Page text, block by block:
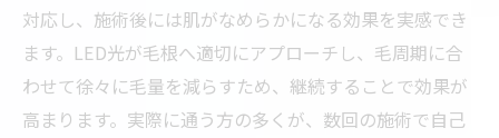
対応し、施術後には肌がなめらかになる効果を実感でき
ます。LED光が毛根へ適切にアプローチし、毛周期に合
わせて徐々に毛量を減らすため、継続することで効果が
高まります。実際に通う方の多くが、数回の施術で自己